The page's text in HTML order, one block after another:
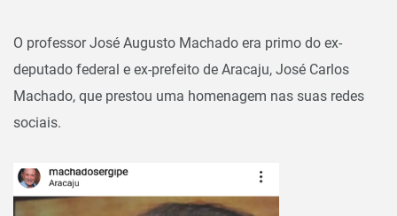
O professor José Augusto Machado era primo do ex-
deputado federal e ex-prefeito de Aracaju, José Carlos
Machado, que prestou uma homenagem nas suas redes
sociais.